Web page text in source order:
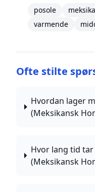
posole
varmende
Ofte stilte
Hvordan lager
(Meksikansk
Hvor lang tid tar
(Meksikansk